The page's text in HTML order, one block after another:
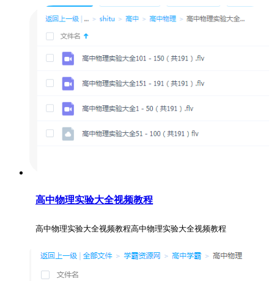
高中物理实验大全视频教程
高中物理实验大全视频教程高中物理实验大全视频教程